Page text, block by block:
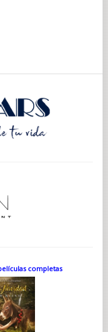
completas